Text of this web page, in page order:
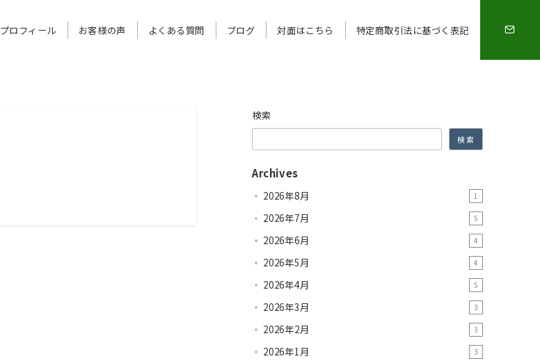
プロフィール お客様の声 よくある質問 ブログ 対面はこちら 特定商取引法に基づく表記
検索
検索
Archives
2026年8月 1
2026年7月 5
2026年6月 4
2026年5月 4
2026年4月 5
2026年3月 3
2026年2月 3
2026年1月 3